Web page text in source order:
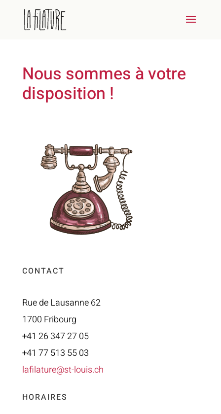
Nous sommes à votre
disposition !
CONTACT
Rue de Lausanne 62
1700 Fribourg
+41 26 347 27 05
+41 77 513 55 03
lafilature@st-louis.ch
HORAIRES